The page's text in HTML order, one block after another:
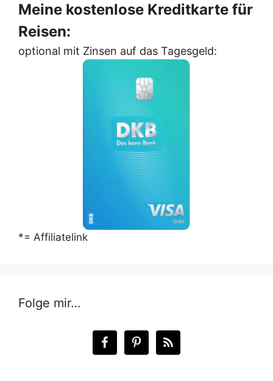
Meine kostenlose Kreditkarte für
Reisen:
optional mit Zinsen auf das Tagesgeld:
*= Affiliatelink
Folge mir…